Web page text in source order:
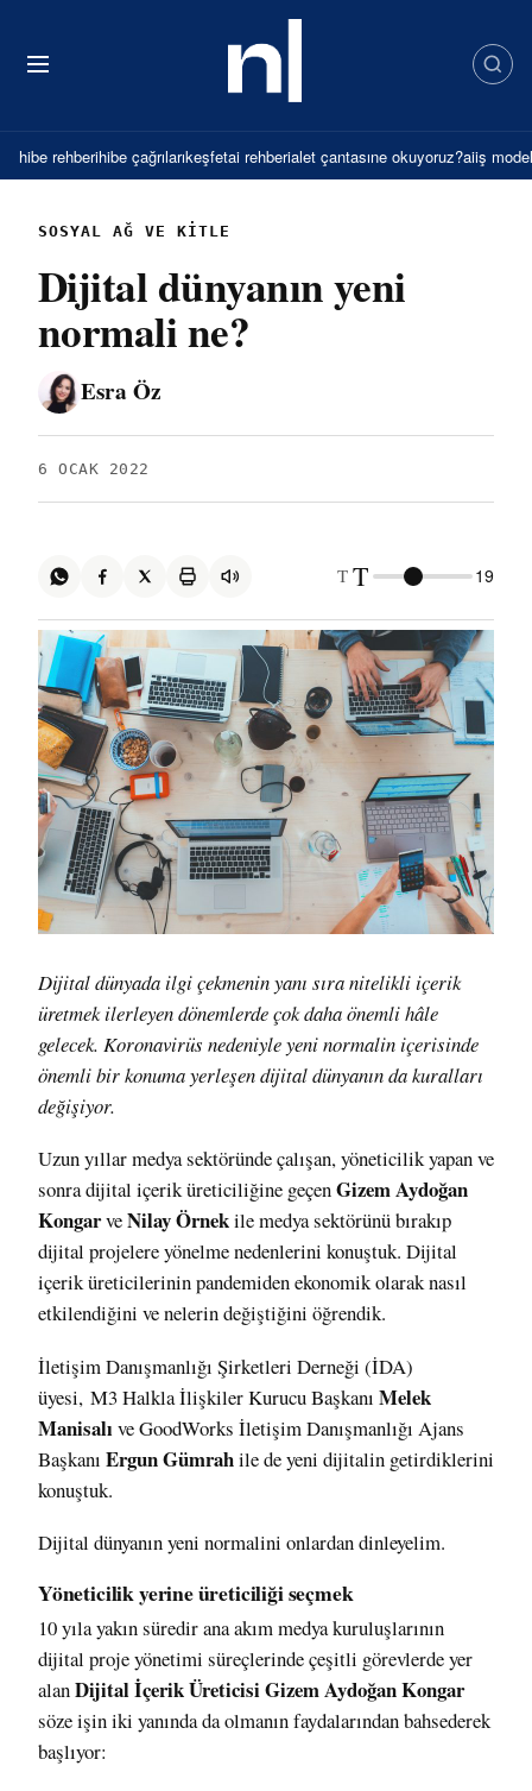
hibe rehberihibe çağrılarıkeşfetai rehberialet çantasıne okuyoruz?aiiş
SOSYAL AĞ VE KITLE
Dijital dünyanın yeni
normali ne?
Esra Öz
6 OCAK 2022
T T 19
Dijital dünyada ilgi çekmenin yanı sıra nitelikli içerik
üretmek ilerleyen dönemlerde çok daha önemli hâle
gelecek. Koronavirüs nedeniyle yeni normalin içerisinde
önemli bir konuma yerleşen dijital dünyanın da kuralları
değişiyor.
Uzun yıllar medya sektöründe çalışan, yöneticilik yapan ve
sonra dijital içerik üreticiliğine geçenGizem Aydoğan
KongarveNilay Örnekile medya sektörünü bırakıp
dijital projelere yönelme nedenlerini konuştuk. Dijital
içerik üreticilerinin pandemiden ekonomik olarak nasıl
etkilendiğini ve nelerin değiştiğini öğrendik.
İletişim Danışmanlığı Şirketleri Derneği (İDA)
üyesi, M3 Halkla İlişkiler Kurucu Başkanı Melek
Manisalıve GoodWorks İletişim Danışmanlığı Ajans
Başkanı Ergun Gümrahile de yeni dijitalin getirdiklerini
konuştuk.
Dijital dünyanın yeni normalini onlardan dinleyelim.
Yöneticilik yerine üreticiliği seçmek
10 yıla yakın süredir ana akım medya kuruluşlarının
dijital proje yönetimi süreçlerinde çeşitli görevlerde yer
alanDijital İçerik Üreticisi Gizem Aydoğan Kongar
söze işin iki yanında da olmanın faydalarından bahsederek
başlıyor: